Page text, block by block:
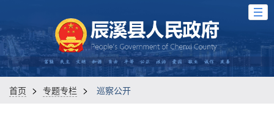
首页 > 专题专栏 > 巡察公开